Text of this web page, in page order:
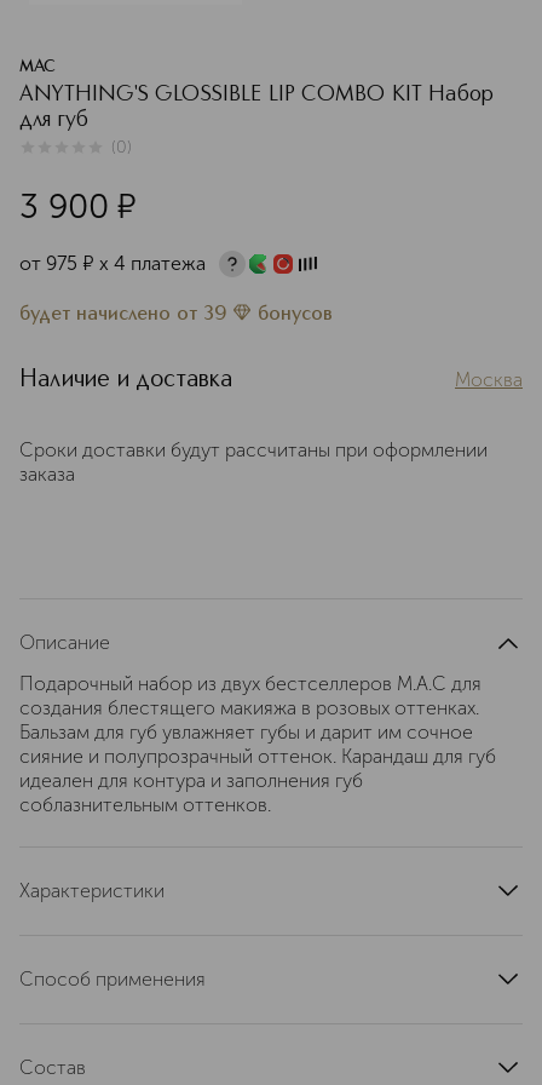
MAC
ANYTHING'S GLOSSIBLE LIP COMBO KIT Набор
для губ
(0)
3 900 ¤
от 975 ¤ х 4 платежа
будет начислено от 39 бонусов
Наличие и доставка Москва
Сроки доставки будут рассчитаны при оформлении
заказа
Описание
Подарочный набор из двух бестселлеров М.А.С для
создания блестящего макияжа в розовых оттенках.
Бальзам для губ увлажняет губы и дарит им сочное
сияние и полупрозрачный оттенок. Карандаш для губ
идеален для контура и заполнения губ
соблазнительным оттенков.
Характеристики
состав набора
Карандаш для губ Lip Pencil (оттенок Edge To Edge),
артикул
S6ABY50000
Способ применения
будет достаточно для одного нанесения. Обратите
Состав